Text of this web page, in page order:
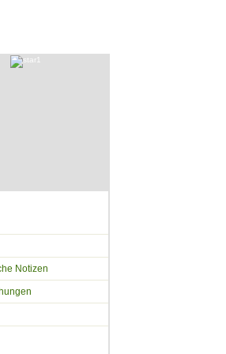
Notizen